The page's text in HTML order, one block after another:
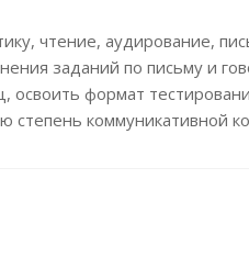
чтение, аудирование,
заданий по письму и
освоить формат
степень коммуникативной